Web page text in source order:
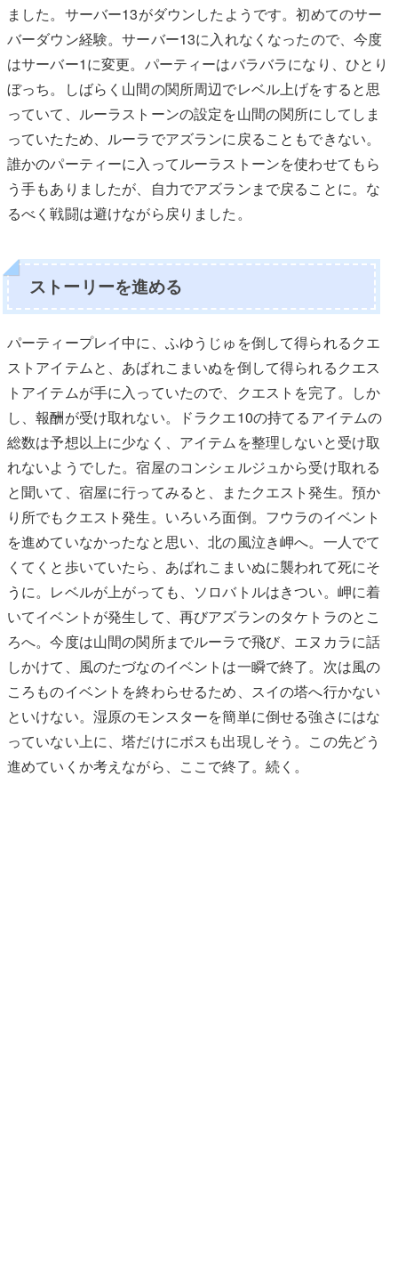
ました。サーバー13がダウンしたようです。初めてのサー
バーダウン経験。サーバー13に入れなくなったので、今度
はサーバー1に変更。パーティーはバラバラになり、ひとり
ぼっち。しばらく山間の関所周辺でレベル上げをすると思
っていて、ルーラストーンの設定を山間の関所にしてしま
っていたため、ルーラでアズランに戻ることもできない。
誰かのパーティーに入ってルーラストーンを使わせてもら
う手もありましたが、自力でアズランまで戻ることに。な
るべく戦闘は避けながら戻りました。
ストーリーを進める
パーティープレイ中に、ふゆうじゅを倒して得られるクエ
ストアイテムと、あばれこまいぬを倒して得られるクエス
トアイテムが手に入っていたので、クエストを完了。しか
し、報酬が受け取れない。ドラクエ10の持てるアイテムの
総数は予想以上に少なく、アイテムを整理しないと受け取
れないようでした。宿屋のコンシェルジュから受け取れる
と聞いて、宿屋に行ってみると、またクエスト発生。預か
り所でもクエスト発生。いろいろ面倒。フウラのイベント
を進めていなかったなと思い、北の風泣き岬へ。一人でて
くてくと歩いていたら、あばれこまいぬに襲われて死にそ
うに。レベルが上がっても、ソロバトルはきつい。岬に着
いてイベントが発生して、再びアズランのタケトラのとこ
ろへ。今度は山間の関所までルーラで飛び、エヌカラに話
しかけて、風のたづなのイベントは一瞬で終了。次は風の
ころものイベントを終わらせるため、スイの塔へ行かない
といけない。湿原のモンスターを簡単に倒せる強さにはな
っていない上に、塔だけにボスも出現しそう。この先どう
進めていくか考えながら、ここで終了。続く。